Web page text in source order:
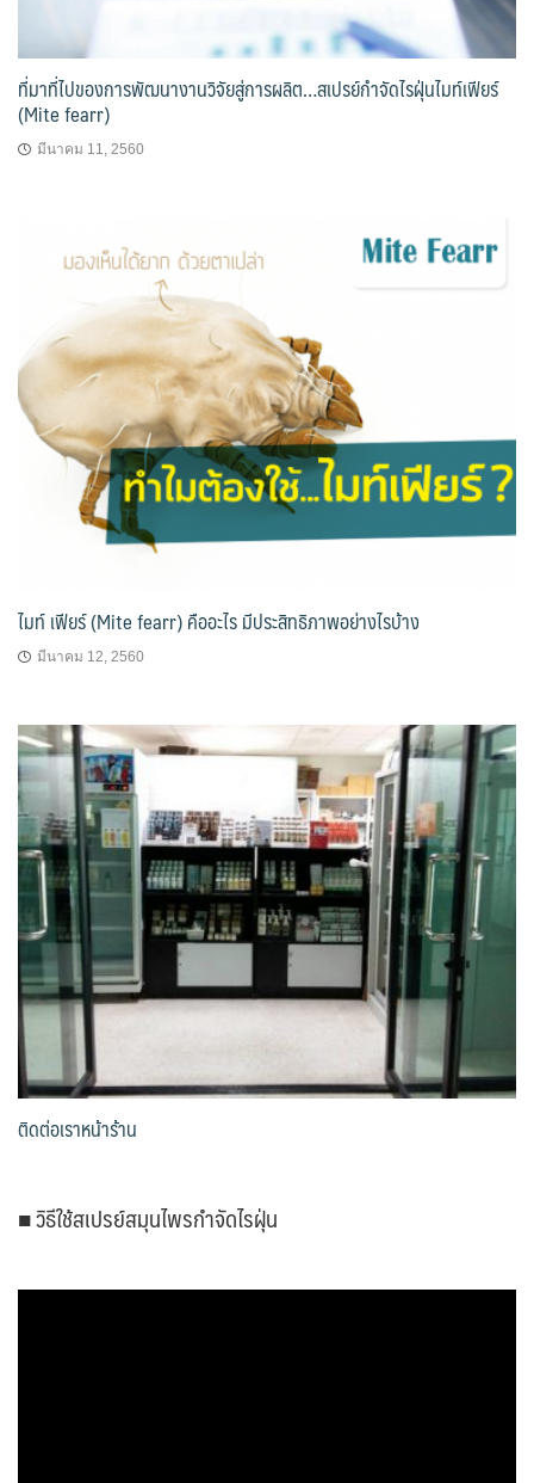
ที่มาที่ไปของการพัฒนางานวิจัยสู่การผลิต…สเปรย์กำจัดไรฝุ่นไมท์เฟียร์
(Mite fearr)
มีนาคม 11, 2560
ไมท์ เฟียร์ (Mite fearr) คืออะไร มีประสิทธิภาพอย่างไรบ้าง
มีนาคม 12, 2560
ติดต่อเราหน้าร้าน
■ วิธีใช้สเปรย์สมุนไพรกำจัดไรฝุ่น